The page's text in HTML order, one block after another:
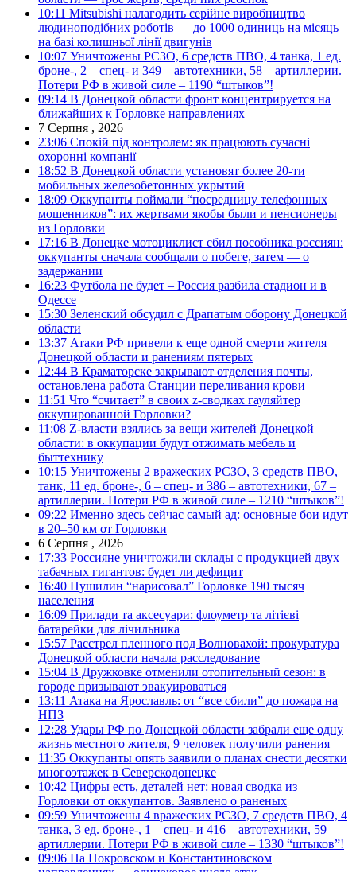
10:11 Mitsubishi налагодить серійне виробництво
людиноподібних роботів — до 1000 одиниць на місяць
на базі колишньої лінії двигунів
10:07 Уничтожены РСЗО, 6 средств ПВО, 4 танка, 1 ед.
броне-, 2 – спец- и 349 – автотехники, 58 – артиллерии.
Потери РФ в живой силе – 1190 “штыков”!
09:14 В Донецкой области фронт концентрируется на
ближайших к Горловке направлениях
7 Серпня , 2026
23:06 Спокій під контролем: як працюють сучасні
охоронні компанії
18:52 В Донецкой области установят более 20-ти
мобильных железобетонных укрытий
18:09 Оккупанты поймали “посредницу телефонных
мошенников”: их жертвами якобы были и пенсионеры
из Горловки
17:16 В Донецке мотоциклист сбил пособника россиян:
оккупанты сначала сообщали о побеге, затем — о
задержании
16:23 Футбола не будет – Россия разбила стадион и в
Одессе
15:30 Зеленский обсудил с Драпатым оборону Донецкой
области
13:37 Атаки РФ привели к еще одной смерти жителя
Донецкой области и ранениям пятерых
12:44 В Краматорске закрывают отделения почты,
остановлена работа Станции переливания крови
11:51 Что “считает” в своих z-сводках гауляйтер
оккупированной Горловки?
11:08 Z-власти взялись за вещи жителей Донецкой
области: в оккупации будут отжимать мебель и
быттехнику
10:15 Уничтожены 2 вражеских РСЗО, 3 средств ПВО,
танк, 11 ед. броне-, 6 – спец- и 386 – автотехники, 67 –
артиллерии. Потери РФ в живой силе – 1210 “штыков”!
09:22 Именно здесь сейчас самый ад: основные бои идут
в 20–50 км от Горловки
6 Серпня , 2026
17:33 Россияне уничтожили склады с продукцией двух
табачных гигантов: будет ли дефицит
16:40 Пушилин “нарисовал” Горловке 190 тысяч
населения
16:09 Прилади та аксесуари: флоуметр та літієві
батарейки для лічильника
15:57 Расстрел пленного под Волновахой: прокуратура
Донецкой области начала расследование
15:04 В Дружковке отменили отопительный сезон: в
городе призывают эвакуироваться
13:11 Атака на Ярославль: от “все сбили” до пожара на
НПЗ
12:28 Удары РФ по Донецкой области забрали еще одну
жизнь местного жителя, 9 человек получили ранения
11:35 Оккупанты опять заявили о планах снести десятки
многоэтажек в Северскодонецке
10:42 Цифры есть, деталей нет: новая сводка из
Горловки от оккупантов. Заявлено о раненых
09:59 Уничтожены 4 вражеских РСЗО, 7 средств ПВО, 4
танка, 3 ед. броне-, 1 – спец- и 416 – автотехники, 59 –
артиллерии. Потери РФ в живой силе – 1330 “штыков”!
09:06 На Покровском и Константиновском